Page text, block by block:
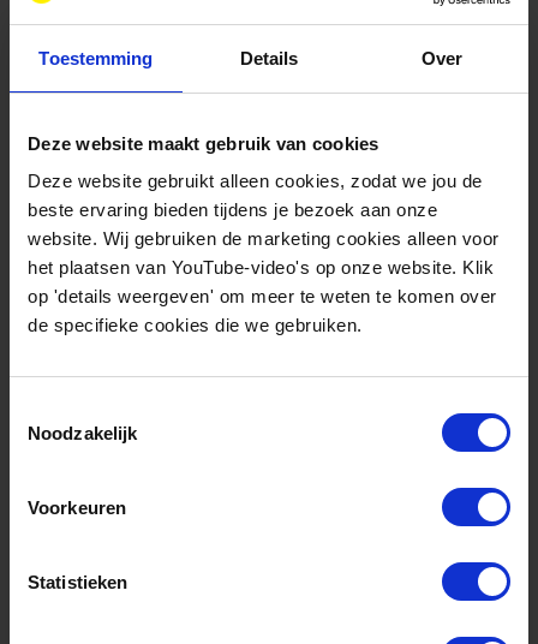
Toestemming Details Over
Deze website maakt gebruik van cookies
Deze website gebruikt alleen cookies, zodat we jou de
beste ervaring bieden tijdens je bezoek aan onze
website. Wij gebruiken de marketing cookies alleen voor
het plaatsen van YouTube-video's op onze website. Klik
op 'details weergeven' om meer te weten te komen over
de specifieke cookies die we gebruiken.
Noodzakelijk
Voorkeuren
Statistieken
unieke kans om de energietransitie te versnellen
als de kosten drastisch dalen en de ecologische
impact beperkt blijft. Door slim gebruik te maken
van de beschikbare ruimte en technologieën
energiebron een belangrijke bijdrage leveren aan
een duurzame toekomst.
Het momenteel lopendeNorth Sea Energy 5-
van zonne-energie op zee verder, om zo de
haalbaarheid en impact beter in kaart te brengen.
Krijg je maar niet genoeg van de energietransitie
en wil je graag je kennis verbreden rondom dit
thema? Bekijk dan hier het actuele cursusaanbod